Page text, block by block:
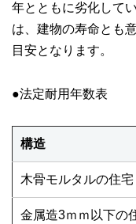
年とともに劣化して
は、建物の寿命とも
目安となります。
●法定耐用年数表
構造
木骨モルタルの住宅
金属造3ｍｍ以下の